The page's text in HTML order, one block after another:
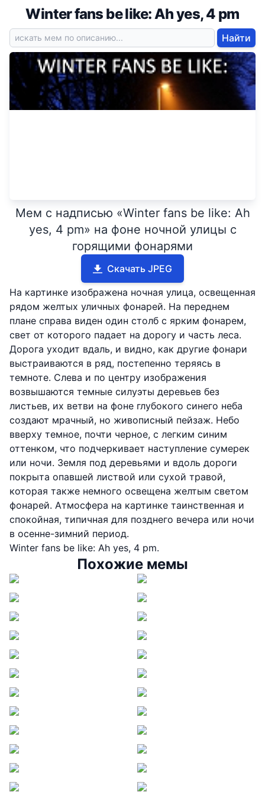
Winter fans be like: Ah yes, 4 pm
Найти
Мем с надписью «Winter fans be like: Ah
yes, 4 pm» на фоне ночной улицы с
горящими фонарями
Скачать JPEG
На картинке изображена ночная улица, освещенная
рядом желтых уличных фонарей. На переднем
плане справа виден один столб с ярким фонарем,
свет от которого падает на дорогу и часть леса.
Дорога уходит вдаль, и видно, как другие фонари
выстраиваются в ряд, постепенно теряясь в
темноте. Слева и по центру изображения
возвышаются темные силуэты деревьев без
листьев, их ветви на фоне глубокого синего неба
создают мрачный, но живописный пейзаж. Небо
вверху темное, почти черное, с легким синим
оттенком, что подчеркивает наступление сумерек
или ночи. Земля под деревьями и вдоль дороги
покрыта опавшей листвой или сухой травой,
которая также немного освещена желтым светом
фонарей. Атмосфера на картинке таинственная и
спокойная, типичная для позднего вечера или ночи
в осенне-зимний период.
Winter fans be like: Ah yes, 4 pm.
Похожие мемы